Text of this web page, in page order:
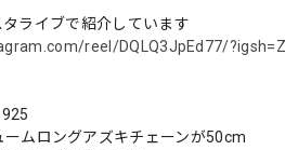
ライブで紹介しています
reel/DQLQ3JpEd77/
ームロングアズキチェーンが50cm